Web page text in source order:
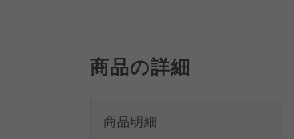
商品の詳細
商品明細